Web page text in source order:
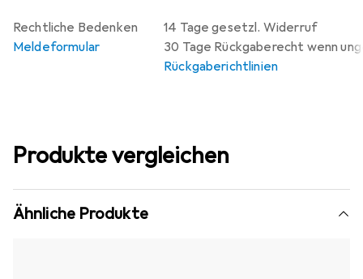
14 Tage gesetzl. Widerruf
30 Tage Rückgaberecht wenn
Rückgaberichtlinien
Rechtliche Bedenken
Meldeformular
Produkte vergleichen
Ähnliche Produkte